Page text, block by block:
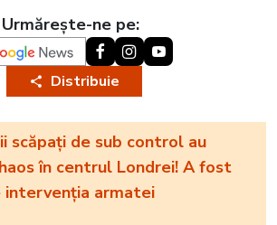
Urmărește-ne pe:
Distribuie
scăpați de sub control au
în centrul Londrei! A fost
intervenția armatei